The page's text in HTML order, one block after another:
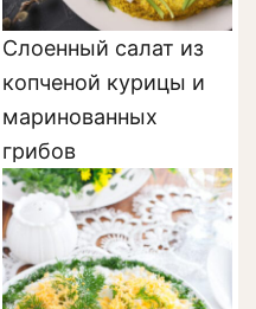
Слоенный салат из
копченой курицы и
маринованных
грибов